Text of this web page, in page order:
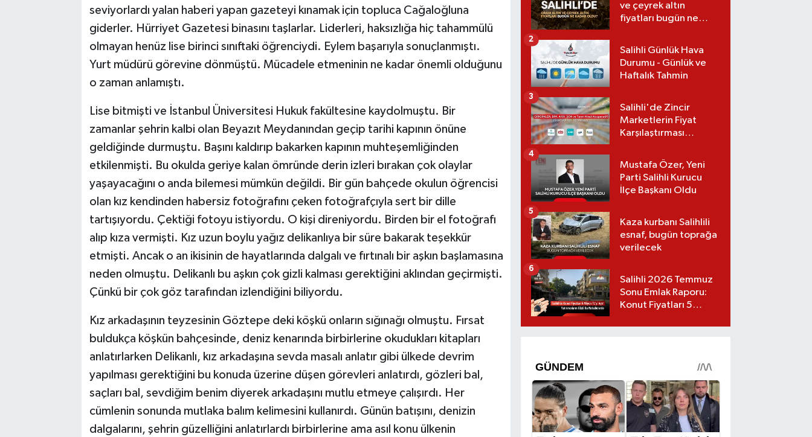
seviyorlardı yalan haberi yapan gazeteyi kınamak için topluca Cağaloğluna
giderler. Hürriyet Gazetesi binasını taşlarlar. Liderleri, haksızlığa hiç tahammülü
olmayan henüz lise birinci sınıftaki öğrenciydi. Eylem başarıyla sonuçlanmıştı.
Yurt müdürü görevine dönmüştü. Mücadele etmeninin ne kadar önemli olduğunu
o zaman anlamıştı.
Lise bitmişti ve İstanbul Üniversitesi Hukuk fakültesine kaydolmuştu. Bir
zamanlar şehrin kalbi olan Beyazıt Meydanından geçip tarihi kapının önüne
geldiğinde durmuştu. Başını kaldırıp bakarken kapının muhteşemliğinden
etkilenmişti. Bu okulda geriye kalan ömründe derin izleri bırakan çok olaylar
yaşayacağını o anda bilemesi mümkün değildi. Bir gün bahçede okulun öğrencisi
olan kız kendinden habersiz fotoğrafını çeken fotoğrafçıyla sert bir dille
tartışıyordu. Çektiği fotoyu istiyordu. O kişi direniyordu. Birden bir el fotoğrafı
alıp kıza vermişti. Kız uzun boylu yağız delikanlıya bir süre bakarak teşekkür
etmişti. Ancak o an ikisinin de hayatlarında dalgalı ve fırtınalı bir aşkın başlamasına
neden olmuştu. Delikanlı bu aşkın çok gizli kalması gerektiğini aklından geçirmişti.
Çünkü bir çok göz tarafından izlendiğini biliyordu.
Kız arkadaşının teyzesinin Göztepe deki köşkü onların sığınağı olmuştu. Fırsat
buldukça köşkün bahçesinde, deniz kenarında birbirlerine okudukları kitapları
anlatırlarken Delikanlı, kız arkadaşına sevda masalı anlatır gibi ülkede devrim
yapılması gerektiğini bu konuda üzerine düşen görevleri anlatırdı, gözleri bal,
saçları bal, sevdiğim benim diyerek arkadaşını mutlu etmeye çalışırdı. Her
cümlenin sonunda mutlaka balım kelimesini kullanırdı. Günün batışını, denizin
dalgalarını, şehrin güzelliğini anlatırlardı birbirlerine ama asıl konu ülkenin
ve çeyrek altın
fiyatları bugün ne
(07.08.2026)
Salihli Günlük Hava
Durumu - Günlük ve
Haftalık Tahmin
2
Salihli'de Zincir
Marketlerin Fiyat
Karşılaştırması
3
Mustafa Özer, Yeni
Parti Salihli Kurucu
İlçe Başkanı Oldu
4
Kaza kurbanı Salihlili
esnaf, bugün toprağa
verilecek
5
Salihli 2026 Temmuz
Sonu Emlak Raporu:
Konut Fiyatları 5
6